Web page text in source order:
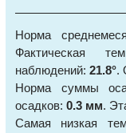
Норма
Фактическая
наблюдений: 21.8°.
Норма суммы
осадков: 0.3 мм.
Самая низкая